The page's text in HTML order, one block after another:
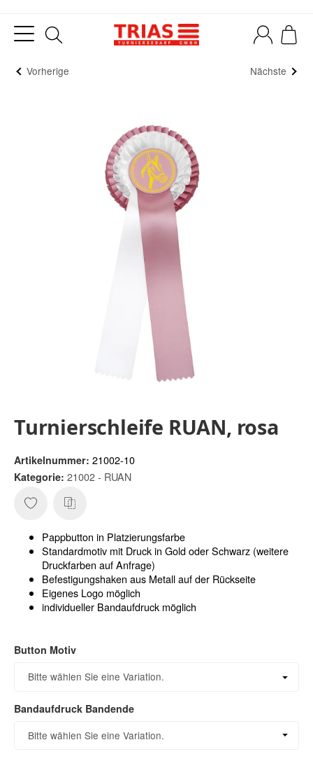
Vorherige Nächste
Turnierschleife RUAN, rosa
Artikelnummer: 21002-10
Kategorie: 21002 - RUAN
Pappbutton in Platzierungsfarbe
Standardmotiv mit Druck in Gold oder Schwarz (weitere
Druckfarben auf Anfrage)
Befestigungshaken aus Metall auf der Rückseite
Eigenes Logo möglich
individueller Bandaufdruck möglich
Button Motiv
Bitte wählen Sie eine Variation.
Bandaufdruck Bandende
Bitte wählen Sie eine Variation.